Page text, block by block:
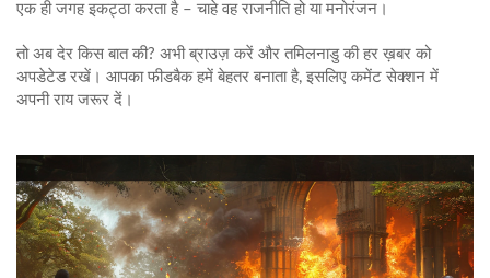
एक ही जगह इकट्ठा करता है – चाहे वह राजनीति हो या मनोरंजन।
तो अब देर किस बात की? अभी ब्राउज़ करें और तमिलनाडु की हर ख़बर को
अपडेटेड रखें। आपका फीडबैक हमें बेहतर बनाता है, इसलिए कमेंट सेक्शन में
अपनी राय जरूर दें।